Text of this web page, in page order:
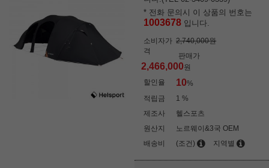
* 전화 문의시 이 상품의 번호는
1003678 입니다.
소비자가
격
2,740,000원
판매가
2,466,000원
할인율
10%
적립금
1 %
제조사
헬스포츠
원산지
노르웨이&3국 OEM
배송비
(조건) 지역별